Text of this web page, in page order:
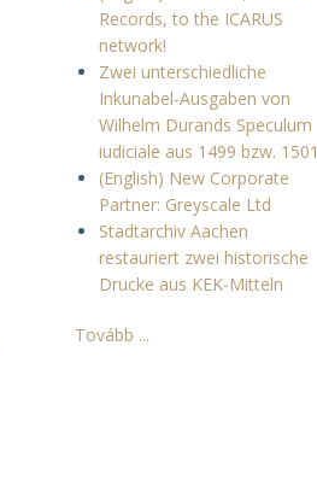
Records, to the ICARUS
network!
Zwei unterschiedliche
Inkunabel-Ausgaben von
Wilhelm Durands Speculum
iudiciale aus 1499 bzw. 1501
(English) New Corporate
Partner: Greyscale Ltd
Stadtarchiv Aachen
restauriert zwei historische
Drucke aus KEK-Mitteln
Tovább ...